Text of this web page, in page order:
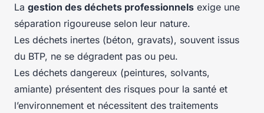
La gestion des déchets professionnels exige une
séparation rigoureuse selon leur nature.
Les déchets inertes (béton, gravats), souvent issus
du BTP, ne se dégradent pas ou peu.
Les déchets dangereux (peintures, solvants,
amiante) présentent des risques pour la santé et
l’environnement et nécessitent des traitements